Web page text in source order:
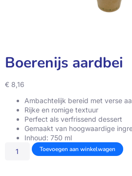
Boerenijs aardbei
€ 8,16
Ambachtelijk bereid met verse
Rijke en romige textuur
Perfect als verfrissend dessert
Gemaakt van hoogwaardige
Inhoud: 750 ml
Toevoegen aan winkelwagen